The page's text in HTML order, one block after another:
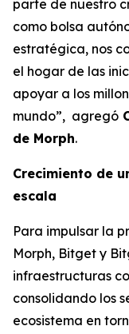
parte de nuestro
como bolsa
estratégica, nos
el hogar de las
apoyar a los
mundo”, agregó
de Morph.
Crecimiento de
escala
Para impulsar la
Morph, Bitget y
infraestructuras
consolidando los
ecosistema en